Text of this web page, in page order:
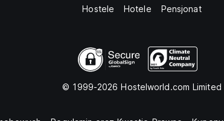
Hostele Hotele Pensjonat
© 1999-2026 Hostelworld.com Limited